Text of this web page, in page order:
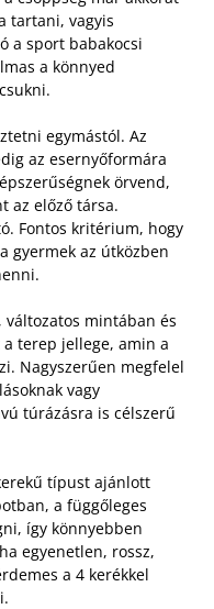
tartani, vagyis
a sport babakocsi
a könnyed
egymástól. Az
az esernyőformára
örvend,
az előző társa.
Fontos kritérium, hogy
gyermek az útközben
mintában és
terep jellege, amin a
Nagyszerűen megfelel
vagy
túrázásra is célszerű
típust ajánlott
a függőleges
így könnyebben
egyenetlen, rossz,
a 4 kerékkel